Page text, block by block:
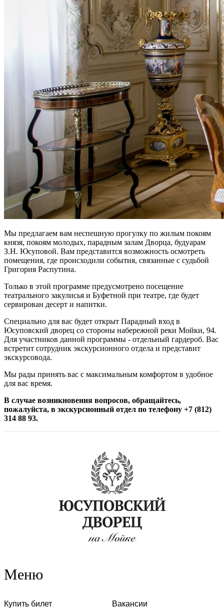
Мы предлагаем вам неспешную прогулку по жилым покоям
князя, покоям молодых, парадным залам Дворца, будуарам
З.Н. Юсуповой. Вам представится возможность осмотреть
помещения, где происходили события, связанные с судьбой
Григория Распутина.
Только в этой программе предусмотрено посещение
театрального закулисья и Буфетной при театре, где будет
сервирован десерт и напитки.
Специально для вас будет открыт Парадный вход в
Юсуповский дворец со стороны набережной реки Мойки, 94.
Для участников данной программы - отдельный гардероб. Вас
встретит сотрудник экскурсионного отдела и представит
экскурсовода.
Мы рады принять вас с максимальным комфортом в удобное
для вас время.
В случае возникновения вопросов, обращайтесь,
пожалуйста, в экскурсионный отдел по телефону +7 (812)
314 88 93.
Меню
Купить билет
Вакансии